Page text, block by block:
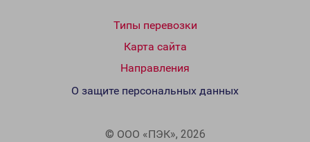
Типы перевозки
Карта сайта
Направления
© ООО «ПЭК», 2026
О защите персональных данных